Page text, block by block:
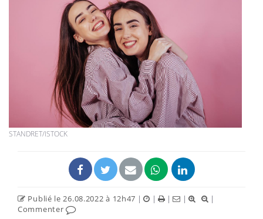
STANDRET/ISTOCK
Publié le 26.08.2022 à 12h47 | | | |
|
Commenter